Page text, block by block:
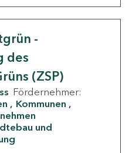
-
des
(ZSP)
Fördernehmer:
Kommunen
und